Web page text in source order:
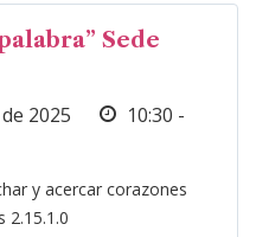
Sede
2025
10:30 -
y acercar corazones
2.15.1.0